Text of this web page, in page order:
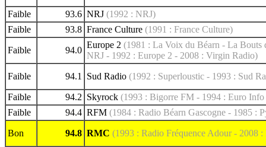
Faible 93.6 NRJ (1992 : NRJ)
Faible
93.8 France Culture (1991 : France Culture)
Faible 94.0
Europe 2 (1981 : La Voix du Béarn - La Bouts
NRJ - 1992 : Europe 2 - 2008 : Virgin Radio)
Faible 94.1 Sud Radio (1992 : Superloustic - 1993 : Sud
Faible 94.2 Skyrock (1993 : Bigorre FM - 1994 : Euro
Faible
94.4 RFM (1984 : Radio Béarn Gascogne - 1985 :
Bon 94.8 RMC (1993 : Radio Fréquence Adour - 2008